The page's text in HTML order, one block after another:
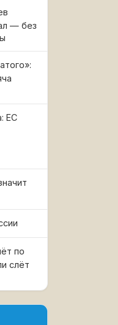
— без
ЕС
по
слёт